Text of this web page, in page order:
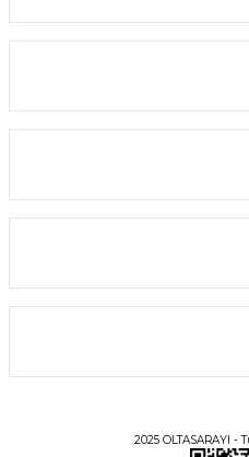
2.920,00
2025 OLTASARAYI -